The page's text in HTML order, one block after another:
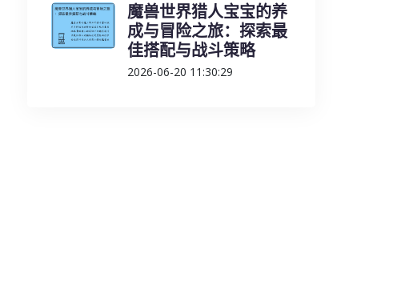
魔兽世界猎人宝宝的养
成与冒险之旅：探索最
佳搭配与战斗策略
2026-06-20 11:30:29